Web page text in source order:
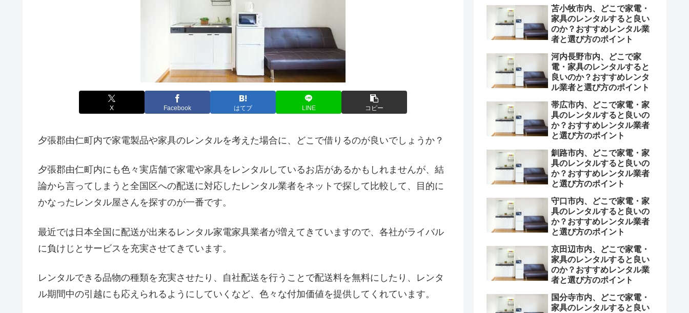
X Facebook はてブ LINE コピー
夕張郡由仁町内で家電製品や家具のレンタルを考えた場合に、どこで借りるのが良いでしょうか？
夕張郡由仁町内にも色々実店舗で家電や家具をレンタルしているお店があるかもしれませんが、結
論から言ってしまうと全国区への配送に対応したレンタル業者をネットで探して比較して、目的に
かなったレンタル屋さんを探すのが一番です。
最近では日本全国に配送が出来るレンタル家電家具業者が増えてきていますので、各社がライバル
に負けじとサービスを充実させてきています。
レンタルできる品物の種類を充実させたり、自社配送を行うことで配送料を無料にしたり、レンタ
ル期間中の引越にも応えられるようにしていくなど、色々な付加価値を提供してくれています。
苫小牧市内、どこで家電・
家具のレンタルすると良い
のか？おすすめレンタル業
者と選び方のポイント
河内長野市内、どこで家
電・家具のレンタルすると
良いのか？おすすめレンタ
ル業者と選び方のポイント
帯広市内、どこで家電・家
具のレンタルすると良いの
か？おすすめレンタル業者
と選び方のポイント
釧路市内、どこで家電・家
具のレンタルすると良いの
か？おすすめレンタル業者
と選び方のポイント
守口市内、どこで家電・家
具のレンタルすると良いの
か？おすすめレンタル業者
と選び方のポイント
京田辺市内、どこで家電・
家具のレンタルすると良い
のか？おすすめレンタル業
者と選び方のポイント
国分寺市内、どこで家電・
家具のレンタルすると良い